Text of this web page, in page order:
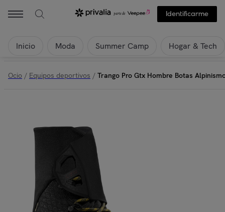
Identificarme
Inicio Moda Summer Camp Hogar & Tech
Ocio / Equipos deportivos / Trango Pro Gtx Hombre Botas